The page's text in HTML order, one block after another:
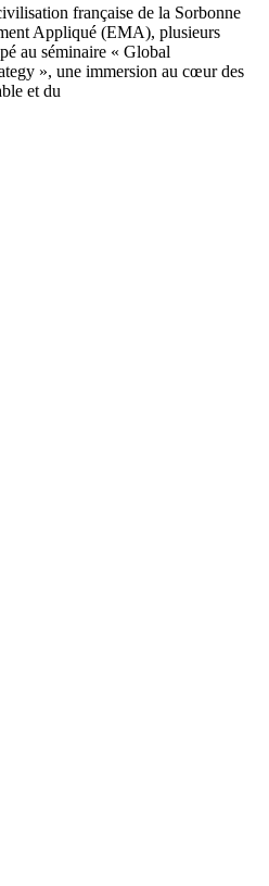
française de la Sorbonne
Appliqué (EMA), plusieurs
au séminaire « Global
», une immersion au cœur des
et du